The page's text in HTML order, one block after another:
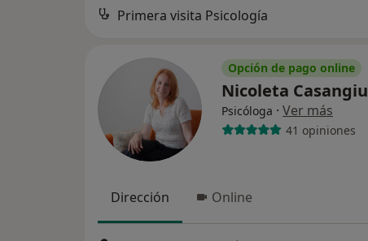
Primera visita Psicología
Opción de pago online
Nicoleta Casangiu
Psicóloga · Ver más
41 opiniones
Dirección Online